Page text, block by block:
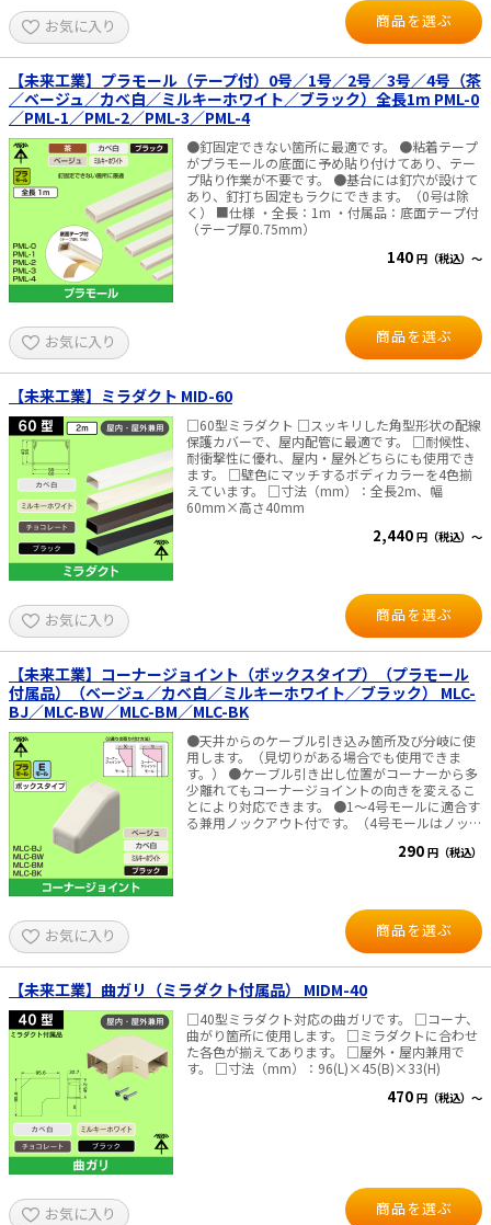
その他
e431オリジナル
暑さ対策
販売終了品
お気に入り 商品を選ぶ
【未来工業】プラモール（テープ付）0号／1号／2号／3号／4号（茶
／ベージュ／カベ白／ミルキーホワイト／ブラック）全長1m PML-0
／PML-1／PML-2／PML-3／PML-4
●釘固定できない箇所に最適です。 ●粘着テープ
がプラモールの底面に予め貼り付けてあり、テー
プ貼り作業が不要です。 ●基台には釘穴が設けて
あり、釘打ち固定もラクにできます。（0号は除
く） ■仕様 ・全長：1m ・付属品：底面テープ付
（テープ厚0.75mm）
140 円（税込）～
お気に入り 商品を選ぶ
【未来工業】ミラダクト MID-60
□60型ミラダクト □スッキリした角型形状の配線
保護カバーで、屋内配管に最適です。 □耐候性、
耐衝撃性に優れ、屋内・屋外どちらにも使用でき
ます。 □壁色にマッチするボディカラーを4色揃
えています。 □寸法（mm）：全長2m、幅
60mm×高さ40mm
2,440 円（税込）～
お気に入り 商品を選ぶ
【未来工業】コーナージョイント（ボックスタイプ）（プラモール
付属品）（ベージュ／カベ白／ミルキーホワイト／ブラック） MLC-
BJ／MLC-BW／MLC-BM／MLC-BK
●天井からのケーブル引き込み箇所及び分岐に使
用します。（見切りがある場合でも使用できま
す。） ●ケーブル引き出し位置がコーナーから多
少離れてもコーナージョイントの向きを変えるこ
とにより対応できます。 ●1～4号モールに適合す
る兼用ノックアウト付です。（4号モールはノック
するためのバインド線通し穴が設けてあります。
290 円（税込）
お気に入り 商品を選ぶ
【未来工業】曲ガリ（ミラダクト付属品） MIDM-40
□40型ミラダクト対応の曲ガリです。 □コーナ、
曲がり箇所に使用します。 □ミラダクトに合わせ
た各色が揃えてあります。 □屋外・屋内兼用で
す。 □寸法（mm）：96(L)×45(B)×33(H)
470 円（税込）～
お気に入り 商品を選ぶ